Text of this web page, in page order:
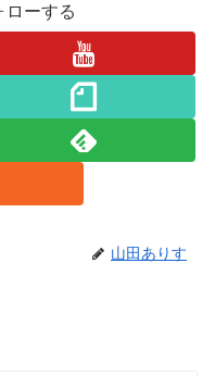
ローする
山田ありす